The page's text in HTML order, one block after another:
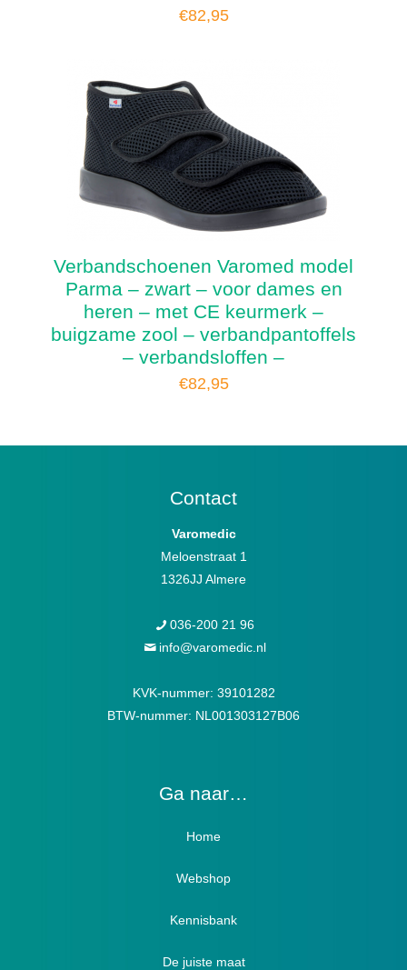
€82,95
Verbandschoenen Varomed model
Parma – zwart – voor dames en
heren – met CE keurmerk –
buigzame zool – verbandpantoffels
– verbandsloffen –
€82,95
Contact
Varomedic
Meloenstraat 1
1326JJ Almere
036-200 21 96
info@varomedic.nl
KVK-nummer: 39101282
BTW-nummer: NL001303127B06
Ga naar…
Home
Webshop
Verbandschoenen / Verbandsloffen
Luxe verbandschoenen / stretch (Hallux)
Kennisbank
Diabetici
De juiste maat